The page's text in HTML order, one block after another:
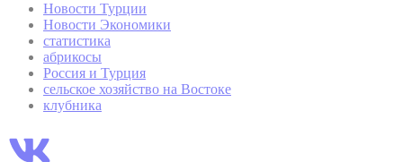
Новости Турции
Новости Экономики
статистика
абрикосы
Россия и Турция
сельское хозяйство на Востоке
клубника